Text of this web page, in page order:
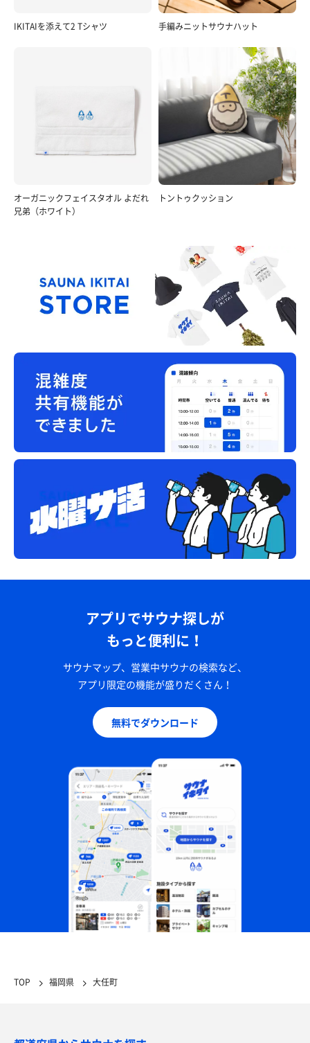
IKITAIを添えて2 Tシャツ 手編みニットサウナハット
オーガニックフェイスタオル よだれ
兄弟（ホワイト）
トントゥクッション
アプリでサウナ探しが
もっと便利に！
サウナマップ、営業中サウナの検索など、
アプリ限定の機能が盛りだくさん！
無料でダウンロード
TOP 福岡県 大任町